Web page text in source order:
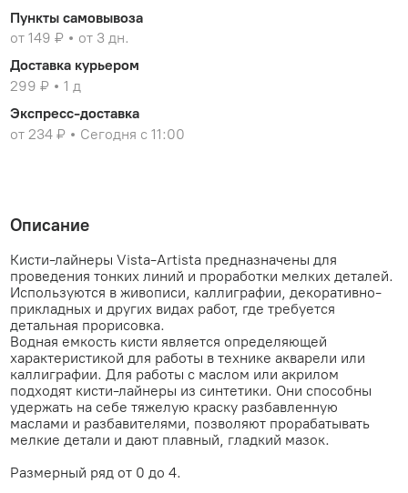
Пункты самовывоза
от 149 ₽
от 3 дн.
Доставка курьером
299 ₽
1 д
Экспресс-доставка
от 234 ₽
Сегодня с 11:00
Описание
Кисти-лайнеры Vista-Artista предназначены для
проведения тонких линий и проработки мелких деталей.
Используются в живописи, каллиграфии, декоративно-
прикладных и других видах работ, где требуется
детальная прорисовка.
Водная емкость кисти является определяющей
характеристикой для работы в технике акварели или
каллиграфии. Для работы с маслом или акрилом
подходят кисти-лайнеры из синтетики. Они способны
удержать на себе тяжелую краску разбавленную
маслами и разбавителями, позволяют прорабатывать
мелкие детали и дают плавный, гладкий мазок.
Размерный ряд от 0 до 4.